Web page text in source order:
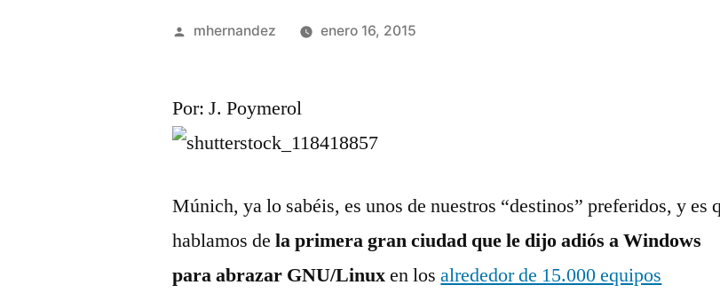
Publicado
mhernandez enero 16, 2015
Por: J. Poymerol
Múnich, ya lo sabéis, es unos de nuestros “destinos” preferidos, y es
hablamos dela primera gran ciudad que le dijo adiós a Windows
para abrazar GNU/Linuxen losalrededor de 15.000 equipos